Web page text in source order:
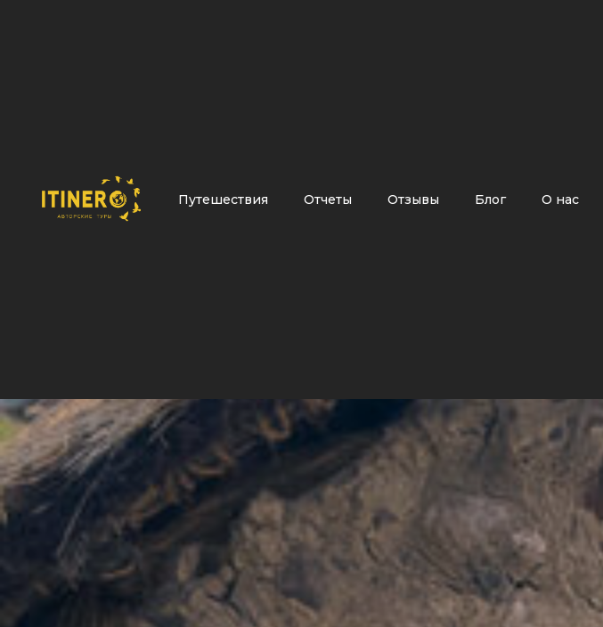
Путешествия Отчеты Отзывы Блог О нас